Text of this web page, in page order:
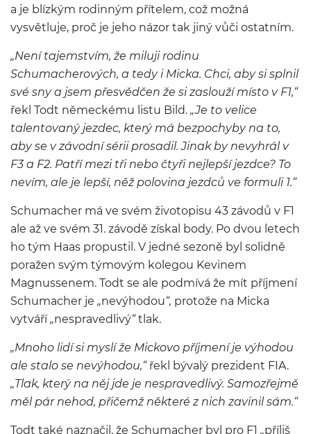
a je blízkým rodinným přítelem, což možná
vysvětluje, proč je jeho názor tak jiný vůči ostatním.
„Není tajemstvím, že miluji rodinu
Schumacherových, a tedy i Micka. Chci, aby si splnil
své sny a jsem přesvědčen že si zaslouží místo v F1,“
řekl Todt německému listu Bild. „Je to velice
talentovaný jezdec, který má bezpochyby na to,
aby se v závodní sérii prosadil. Jinak by nevyhrál v
F3 a F2. Patří mezi tři nebo čtyři nejlepší jezdce? To
nevím, ale je lepší, něž polovina jezdců ve formuli 1.“
Schumacher má ve svém životopisu 43 závodů v F1
ale až ve svém 31. závodě získal body. Po dvou letech
ho tým Haas propustil. V jedné sezoně byl solidně
poražen svým týmovým kolegou Kevinem
Magnussenem. Todt se ale podmívá že mít příjmení
Schumacher je „nevýhodou“, protože na Micka
vytváří„nespravedlivý“tlak.
„Mnoho lidí si myslí že Mickovo příjmení je výhodou
ale stalo se nevýhodou,“řekl bývalý prezident FIA.
„Tlak, který na něj jde je nespravedlivý. Samozřejmě
měl pár nehod, přičemž některé z nich zavinil sám.“
Todt také naznačil, že Schumacher byl pro F1 „příliš